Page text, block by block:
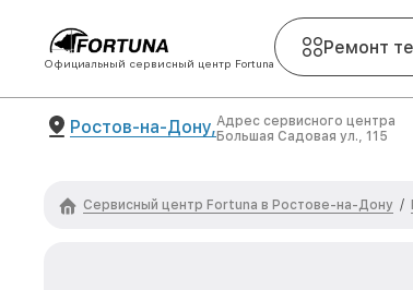
Официальный сервисный центр Fortuna
Ремонт
Ростов-на-Дону,Адрес сервисного центра
Большая Садовая ул., 115
Сервисный центр Fortuna в Ростове-на-Дону /